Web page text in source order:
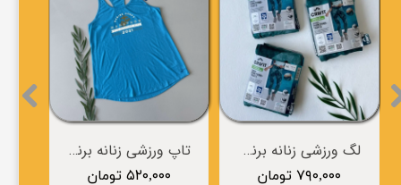
لگ ورزشی زنانه برند BROOKS نیم تنه ورزشی زنانه برند BROOKS